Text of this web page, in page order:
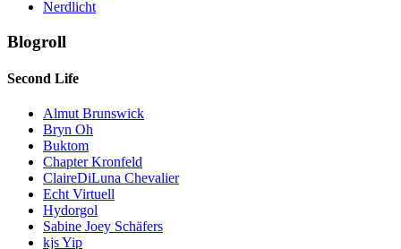
Nerdlicht
Blogroll
Second Life
Almut Brunswick
Bryn Oh
Buktom
Chapter Kronfeld
ClaireDiLuna Chevalier
Echt Virtuell
Hydorgol
Sabine Joey Schäfers
kjs Yip